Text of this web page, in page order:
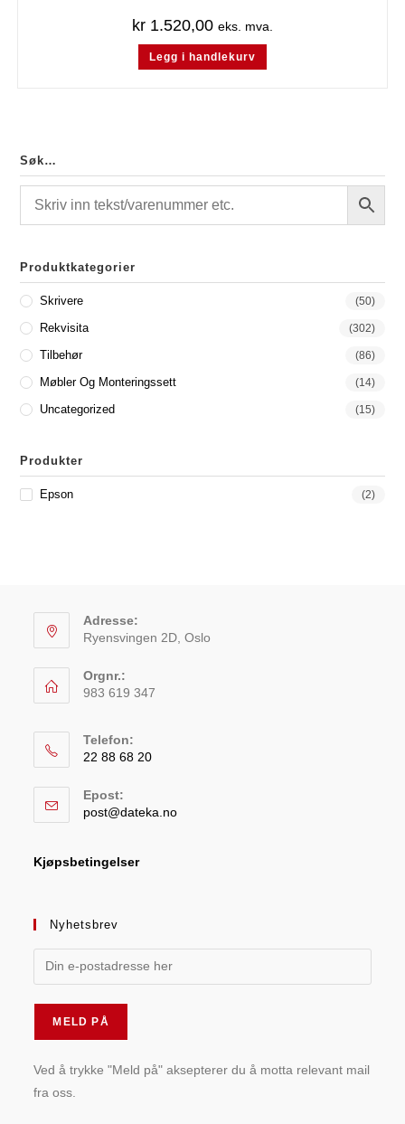
kr 1.520,00 eks. mva.
Legg i handlekurv
Søk…
Produktkategorier
Skrivere (50)
Rekvisita (302)
Tilbehør (86)
Møbler Og Monteringssett (14)
Uncategorized (15)
Produkter
Epson (2)
Adresse:
Ryensvingen 2D, Oslo
Orgnr.:
983 619 347
Telefon:
22 88 68 20
Epost:
post@dateka.no
Kjøpsbetingelser
Nyhetsbrev
Ved å trykke "Meld på" aksepterer du å motta relevant mail
fra oss.